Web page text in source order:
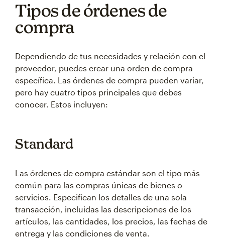
Tipos de órdenes de
compra
Dependiendo de tus necesidades y relación con el
proveedor, puedes crear una orden de compra
específica. Las órdenes de compra pueden variar,
pero hay cuatro tipos principales que debes
conocer. Estos incluyen:
Standard
Las órdenes de compra estándar son el tipo más
común para las compras únicas de bienes o
servicios. Especifican los detalles de una sola
transacción, incluidas las descripciones de los
artículos, las cantidades, los precios, las fechas de
entrega y las condiciones de venta.